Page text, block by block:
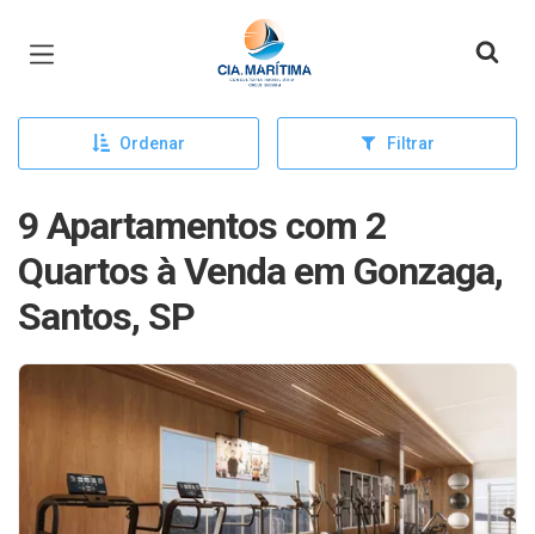
Página inicial
Ordenar Filtrar
9 Apartamentos com 2
Quartos à Venda em Gonzaga,
Santos, SP